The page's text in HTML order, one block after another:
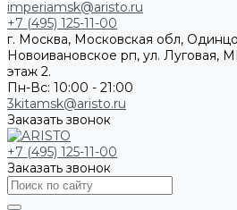
imperiamsk@aristo.ru
+7 (495) 125-11-00
г. Москва, Московская обл,
Новоивановское рп, ул. Луговая,
этаж 2.
Пн-Вс: 10:00 - 21:00
3kitamsk@aristo.ru
Заказать звонок
+7 (495) 125-11-00
Заказать звонок